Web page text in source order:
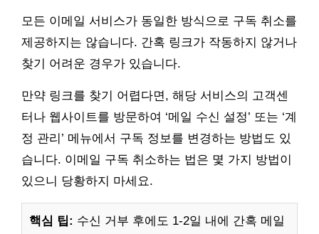
모든 이메일 서비스가 동일한 방식으로 구독 취소를
제공하지는 않습니다. 간혹 링크가 작동하지 않거나
찾기 어려운 경우가 있습니다.
만약 링크를 찾기 어렵다면, 해당 서비스의 고객센
터나 웹사이트를 방문하여 ‘메일 수신 설정’ 또는 ‘계
정 관리’ 메뉴에서 구독 정보를 변경하는 방법도 있
습니다. 이메일 구독 취소하는 법은 몇 가지 방법이
있으니 당황하지 마세요.
핵심 팁: 수신 거부 후에도 1-2일 내에 간혹 메일